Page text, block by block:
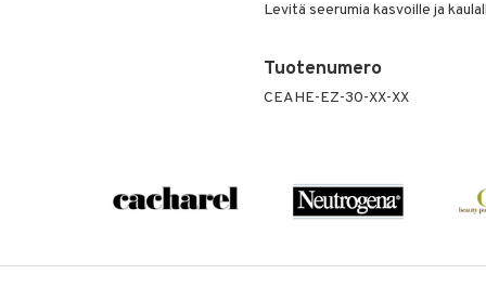
Levitä seerumia kasvoille ja
Tuotenumero
CEAHE-EZ-30-XX-XX